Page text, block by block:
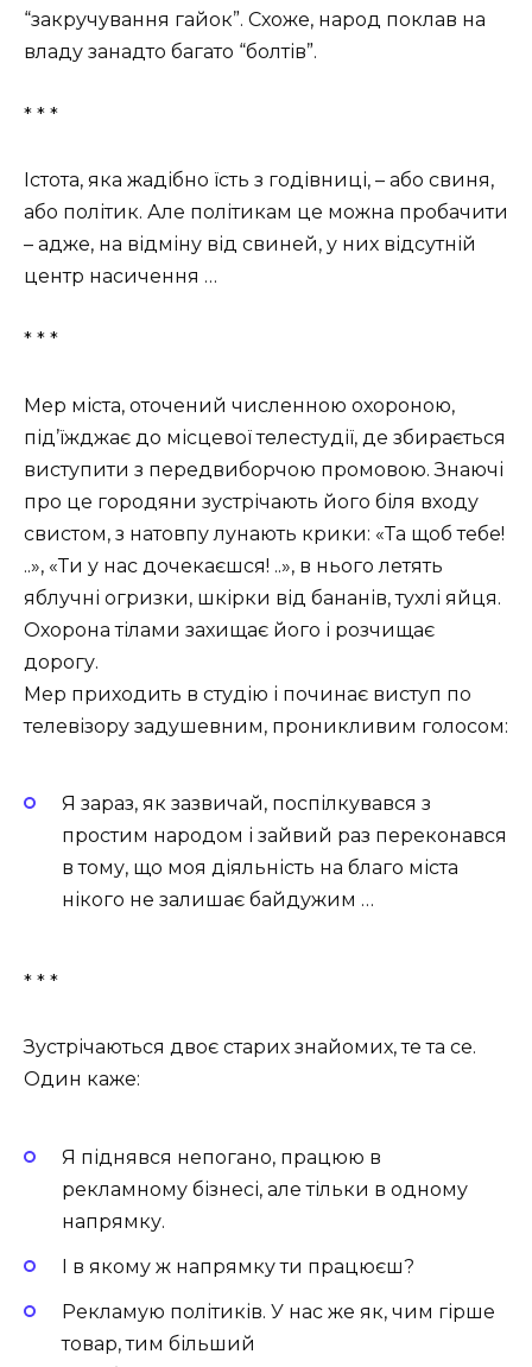
“закручування гайок”. Схоже, народ поклав на
владу занадто багато “болтів”.
* * *
Істота, яка жадібно їсть з годівниці, – або свиня,
або політик. Але політикам це можна пробачити
– адже, на відміну від свиней, у них відсутній
центр насичення …
* * *
Мер міста, оточений численною охороною,
під’їжджає до місцевої телестудії, де збирається
виступити з передвиборчою промовою. Знаючі
про це городяни зустрічають його біля входу
свистом, з натовпу лунають крики: «Та щоб тебе!
..», «Ти у нас дочекаєшся! ..», в нього летять
яблучні огризки, шкірки від бананів, тухлі яйця.
Охорона тілами захищає його і розчищає
дорогу.
Мер приходить в студію і починає виступ по
телевізору задушевним, проникливим голосом:
Я зараз, як зазвичай, поспілкувався з
простим народом і зайвий раз переконався
в тому, що моя діяльність на благо міста
нікого не залишає байдужим …
* * *
Зустрічаються двоє старих знайомих, те та се.
Один каже:
Я піднявся непогано, працюю в
рекламному бізнесі, але тільки в одному
напрямку.
І в якому ж напрямку ти працюєш?
Рекламую політиків. У нас же як, чим гірше
товар, тим більший